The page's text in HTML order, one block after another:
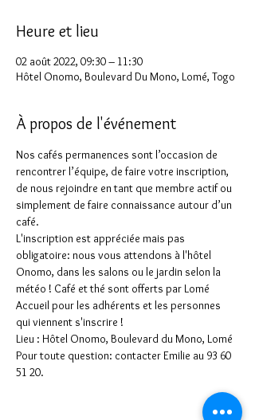
Heure et lieu
02 août 2022, 09:30 – 11:30
Hôtel Onomo, Boulevard Du Mono, Lomé, Togo
À propos de l'événement
Nos cafés permanences sont l’occasion de
rencontrer l’équipe, de faire votre inscription,
de nous rejoindre en tant que membre actif ou
simplement de faire connaissance autour d’un
café.
L'inscription est appréciée mais pas
obligatoire: nous vous attendons à l'hôtel
Onomo, dans les salons ou le jardin selon la
météo ! Café et thé sont offerts par Lomé
Accueil pour les adhérents et les personnes
qui viennent s'inscrire !
Lieu : Hôtel Onomo, Boulevard du Mono, Lomé
Pour toute question: contacter Emilie au 93 60
51 20.